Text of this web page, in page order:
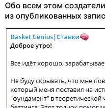
Обо всем этом
из опубликованных